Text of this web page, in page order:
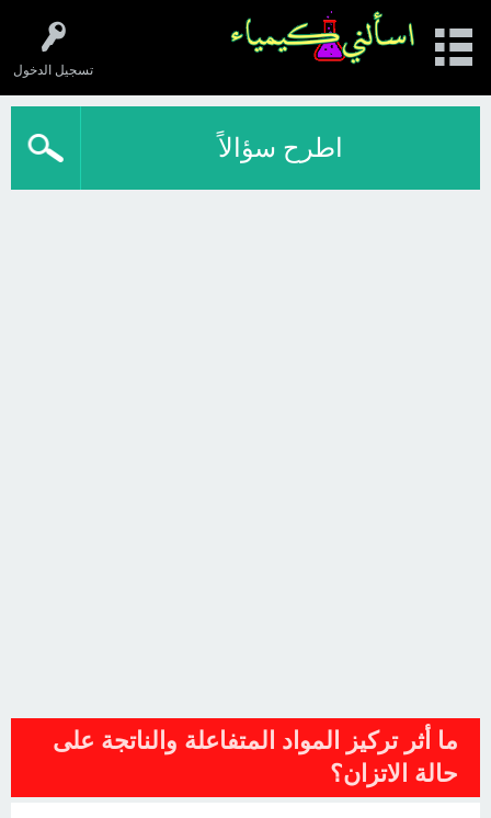
تسجيل الدخول
اطرح سؤالاً
ما أثر تركيز المواد المتفاعلة والناتجة على
حالة الاتزان؟